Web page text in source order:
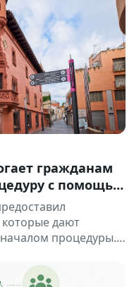
гражданам
с помощью
дают
процедуры.